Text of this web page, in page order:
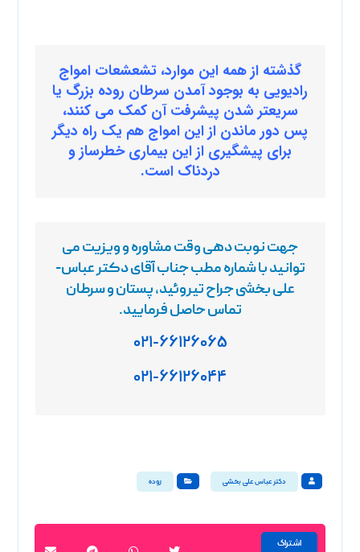
گذشته از همه این موارد، تشعشعات امواج
رادیویی به بوجود آمدن سرطان روده بزرگ یا
سریعتر شدن پیشرفت آن کمک می کنند،
پس دور ماندن از این امواج هم یک راه دیگر
برای پیشگیری از این بیماری خطرساز و
دردناک است.
جهت نوبت دهی وقت مشاوره و ویزیتمی
توانید با شماره مطب جناب آقای دکتر عباس-
علی بخشی جراح تیروئید، پستان و سرطان
تماس حاصل فرمایید.
۰۲۱-۶۶۱۲۶۰۶۵
۰۲۱-۶۶۱۲۶۰۴۴
دکتر عباس علی بخشی روده